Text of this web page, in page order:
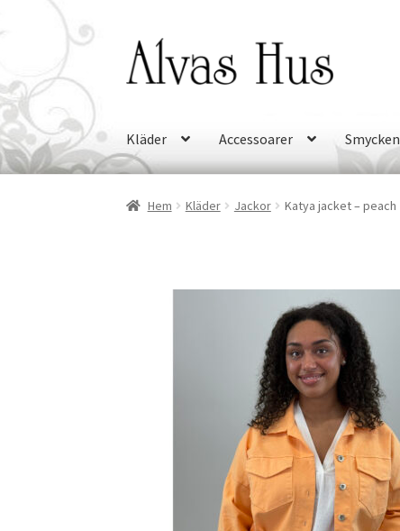
Hoppa
till
Hoppa
till
Kläder Accessoarer Smycken
Hem Kläder Jackor Katya jacket – peach